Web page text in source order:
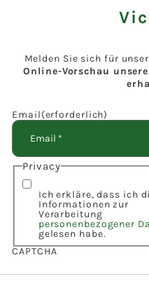
Melden Sie sich für
Online-Vorschau
Email(erforderlich)
Privacy
Ich erkläre, dass ich
Informationen zur
Verarbeitung
personenbezogener
gelesen habe.
CAPTCHA